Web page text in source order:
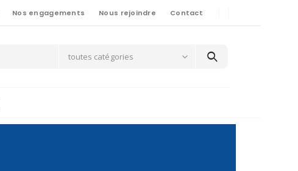
Nos engagements Nous rejoindre Contact
toutes catégories